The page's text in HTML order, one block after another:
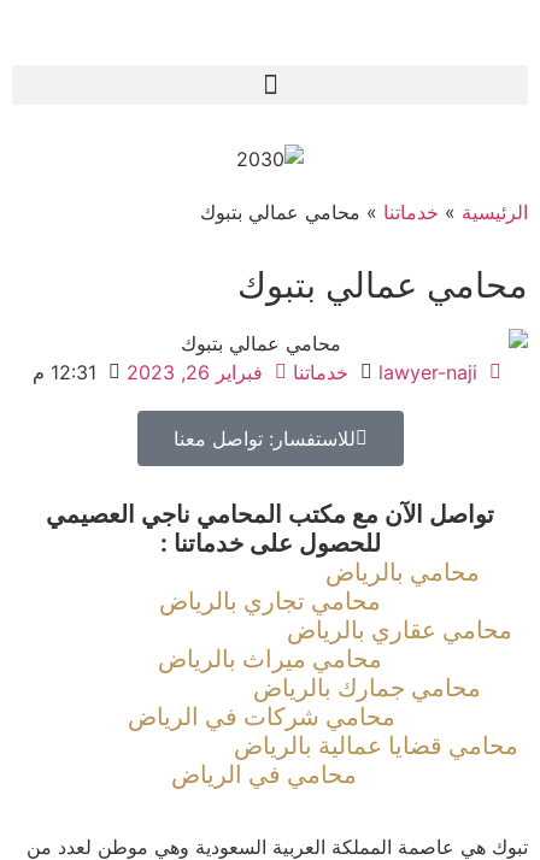
»خدماتنا»محامي عمالي بتبوك
عمالي بتبوك
lawyer-naji خدماتنا فبراير 26, 2023 12:31 م
للاستفسار: تواصل معنا
تواصل الآن مع مكتب المحامي ناجي العصيمي
للحصول على خدماتنا :
محامي بالرياض
محامي تجاري بالرياض
عقاري بالرياض
محامي ميراث بالرياض
محامي جمارك بالرياض
محامي شركات في الرياض
قضايا عمالية بالرياض
محامي في الرياض
هي عاصمة المملكة العربية السعودية وهي موطن لعدد من